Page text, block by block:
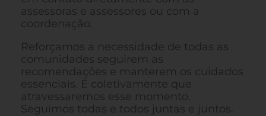
assessoras e assessores ou com a
coordenação.
Reforçamos a necessidade de todas as
comunidades seguirem as
recomendações e manterem os cuidados
essenciais. É coletivamente que
atravessaremos esse momento.
Seguimos todas e todos juntas e juntos.